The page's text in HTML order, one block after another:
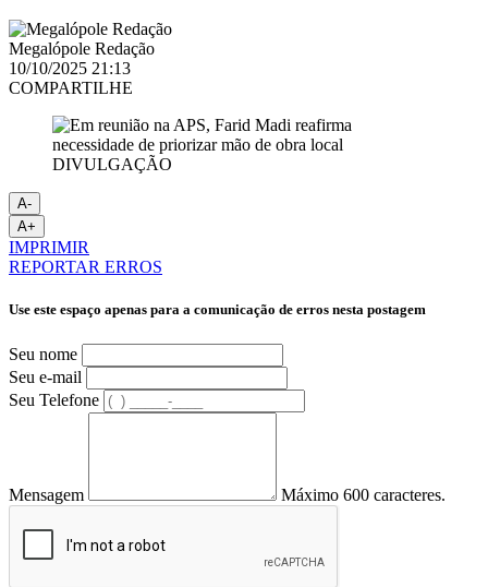
Megalópole Redação
10/10/2025 21:13
COMPARTILHE
DIVULGAÇÃO
A-
A+
IMPRIMIR
REPORTAR ERROS
Use este espaço apenas para a comunicação de erros nesta postagem
Seu nome
Seu e-mail
Seu Telefone
Mensagem Máximo 600 caracteres.